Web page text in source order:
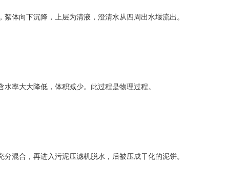
向下沉降，上层为清液，澄清水从四周出水堰流出。
率大大降低，体积减少。此过程是物理过程。
合，再进入污泥压滤机脱水，后被压成干化的泥饼。